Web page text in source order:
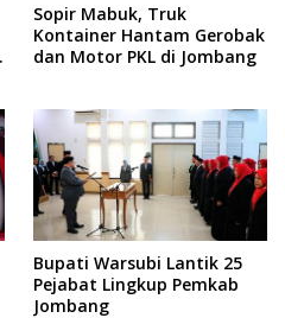
Sopir Mabuk, Truk
Kontainer Hantam Gerobak
dan Motor PKL di Jombang
Bupati Warsubi Lantik 25
Pejabat Lingkup Pemkab
Jombang